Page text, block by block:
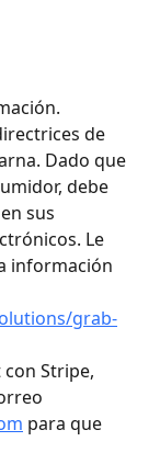
de
Dado que
debe
sus
Le
información
grab-
Stripe,
para que